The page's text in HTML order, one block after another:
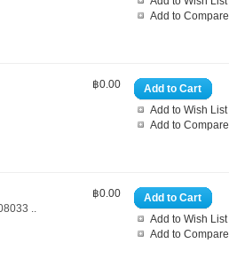
Add to Compare
Add to Cart
Add to Wish List
Add to Compare
฿0.00
Add to Cart
Add to Wish List
Add to Compare
฿0.00
..